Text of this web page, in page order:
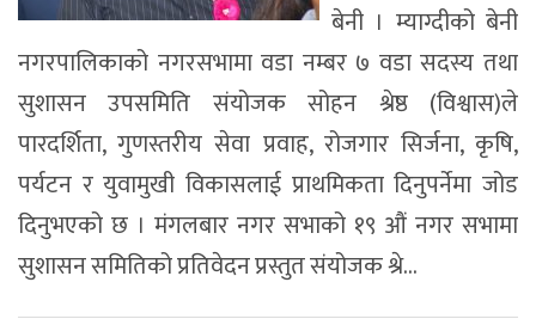
बेनी । म्याग्दीको बेनी
नगरपालिकाको नगरसभामा वडा नम्बर ७ वडा सदस्य तथा
सुशासन उपसमिति संयोजक सोहन श्रेष्ठ (विश्वास)ले
पारदर्शिता, गुणस्तरीय सेवा प्रवाह, रोजगार सिर्जना, कृषि,
पर्यटन र युवामुखी विकासलाई प्राथमिकता दिनुपर्नेमा जोड
दिनुभएको छ । मंगलबार नगर सभाको १९ औं नगर सभामा
सुशासन समितिको प्रतिवेदन प्रस्तुत संयोजक श्रे...